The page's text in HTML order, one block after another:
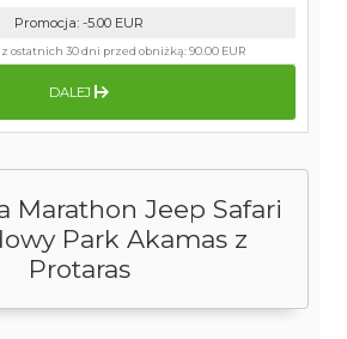
Marathon Jeep Safari
Park Akamas z
Protaras
Promocja: -5.00 EUR
z ostatnich 30 dni przed obniżką:90.00 EUR
DALEJ